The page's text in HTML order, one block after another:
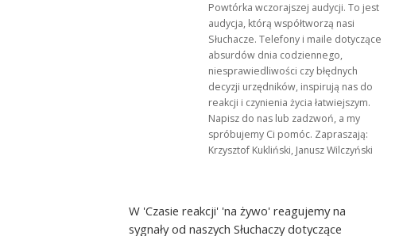
Powtórka wczorajszej audycji. To jest
audycja, którą współtworzą nasi
Słuchacze. Telefony i maile dotyczące
absurdów dnia codziennego,
niesprawiedliwości czy błędnych
decyzji urzędników, inspirują nas do
reakcji i czynienia życia łatwiejszym.
Napisz do nas lub zadzwoń, a my
spróbujemy Ci pomóc. Zapraszają:
Krzysztof Kukliński, Janusz Wilczyński
W 'Czasie reakcji' 'na żywo' reagujemy na
sygnały od naszych Słuchaczy dotyczące